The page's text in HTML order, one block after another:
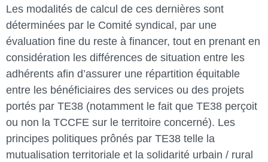
Les modalités de calcul de ces dernières sont
déterminées par le Comité syndical, par une
évaluation fine du reste à financer, tout en prenant en
considération les différences de situation entre les
adhérents afin d’assurer une répartition équitable
entre les bénéficiaires des services ou des projets
portés par TE38 (notamment le fait que TE38 perçoit
ou non la TCCFE sur le territoire concerné). Les
principes politiques prônés par TE38 telle la
mutualisation territoriale et la solidarité urbain / rural